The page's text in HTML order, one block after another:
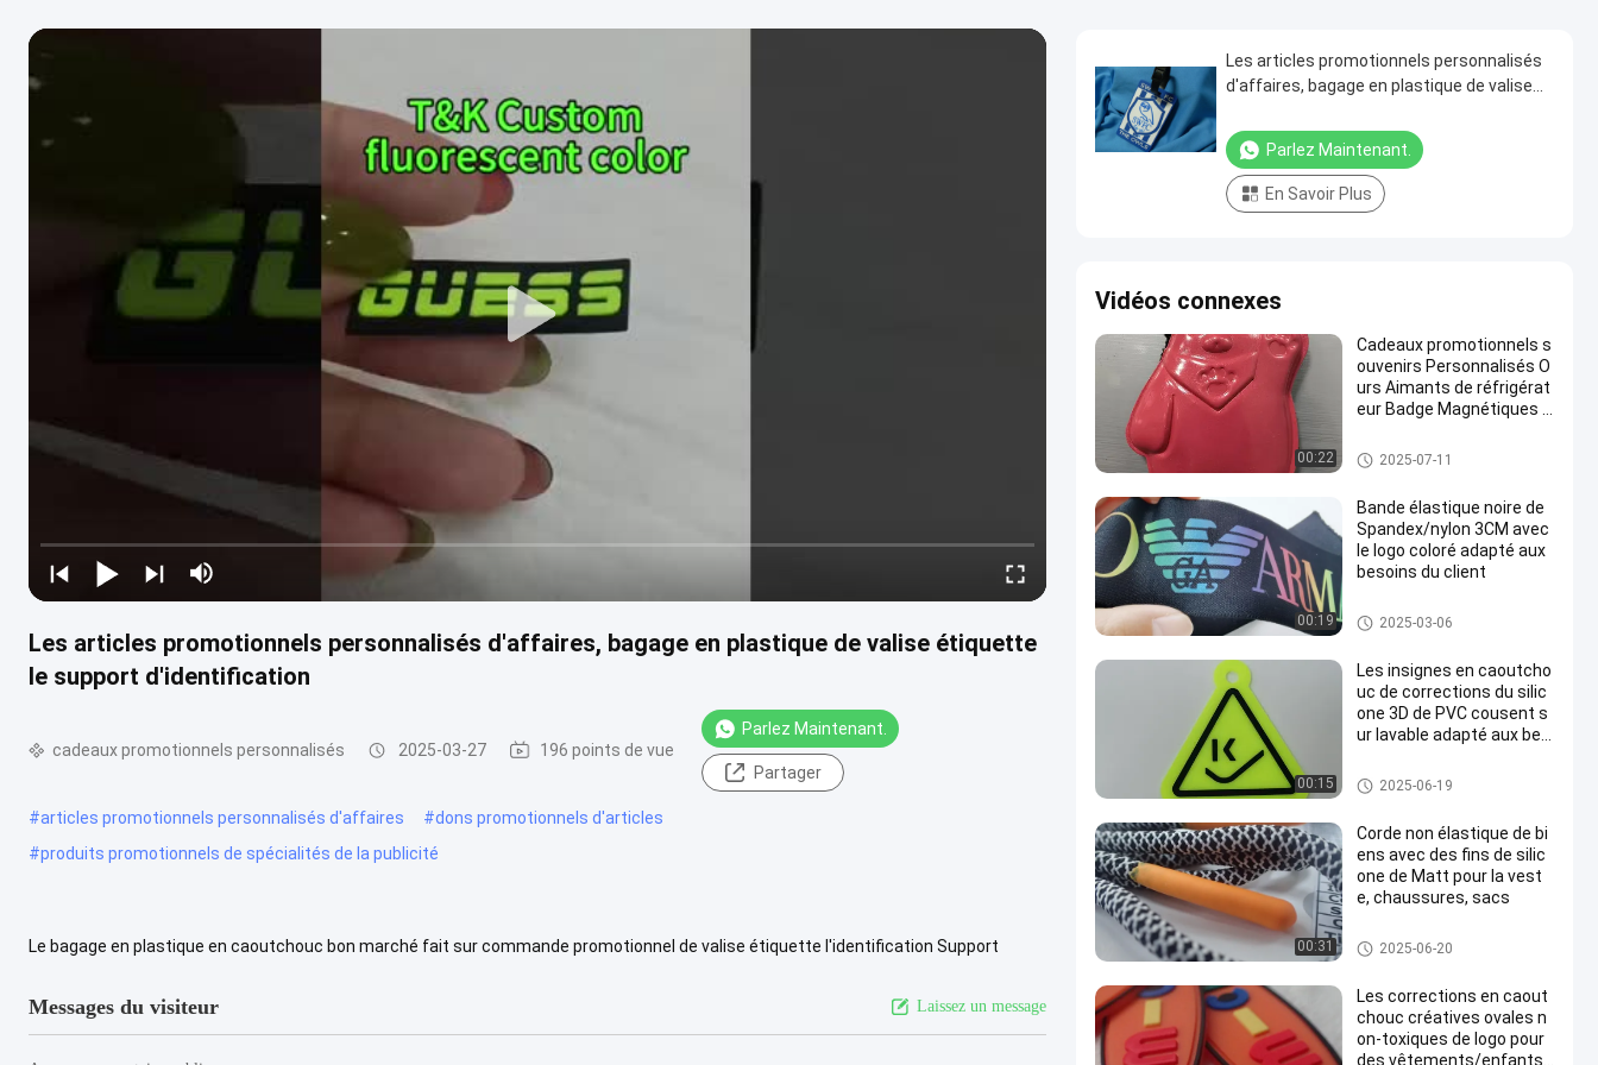
Les articles promotionnels personnalisés d'affaires, bagage en plastique de valise étiquette
le support d'identification
cadeaux promotionnels personnalisés 2025-03-27 196 points de vue
Parlez Maintenant.
Partager
#articles promotionnels personnalisés d'affaires #dons promotionnels d'articles
#produits promotionnels de spécialités de la publicité
Le bagage en plastique en caoutchouc bon marché fait sur commande promotionnel de valise étiquette l'identification Support
Messages du visiteur Laissez un message
Les articles promotionnels personnalisés
d'affaires, bagage en plastique de valise
Parlez Maintenant.
En Savoir Plus
Vidéos connexes
00:22
Cadeaux promotionnels s
ouvenirs Personnalisés O
urs Aimants de réfrigérat
eur Badge Magnétiques e
colorés
cadeaux promotionnels perso
nnalisés
2025-07-11
00:19
Bande élastique noire de
Spandex/nylon 3CM avec
le logo coloré adapté aux
besoins du client
Tape à bande
2025-03-06
00:15
Les insignes en caoutcho
uc de corrections du silic
one 3D de PVC cousent s
ur lavable adapté aux bes
labels en caoutchouc de silico
ne
2025-06-19
00:31
Corde non élastique de bi
ens avec des fins de silic
one de Matt pour la vest
e, chaussures, sacs
corde de câble
2025-06-20
Les corrections en caout
chouc créatives ovales n
on-toxiques de logo pour
des vêtements/enfants